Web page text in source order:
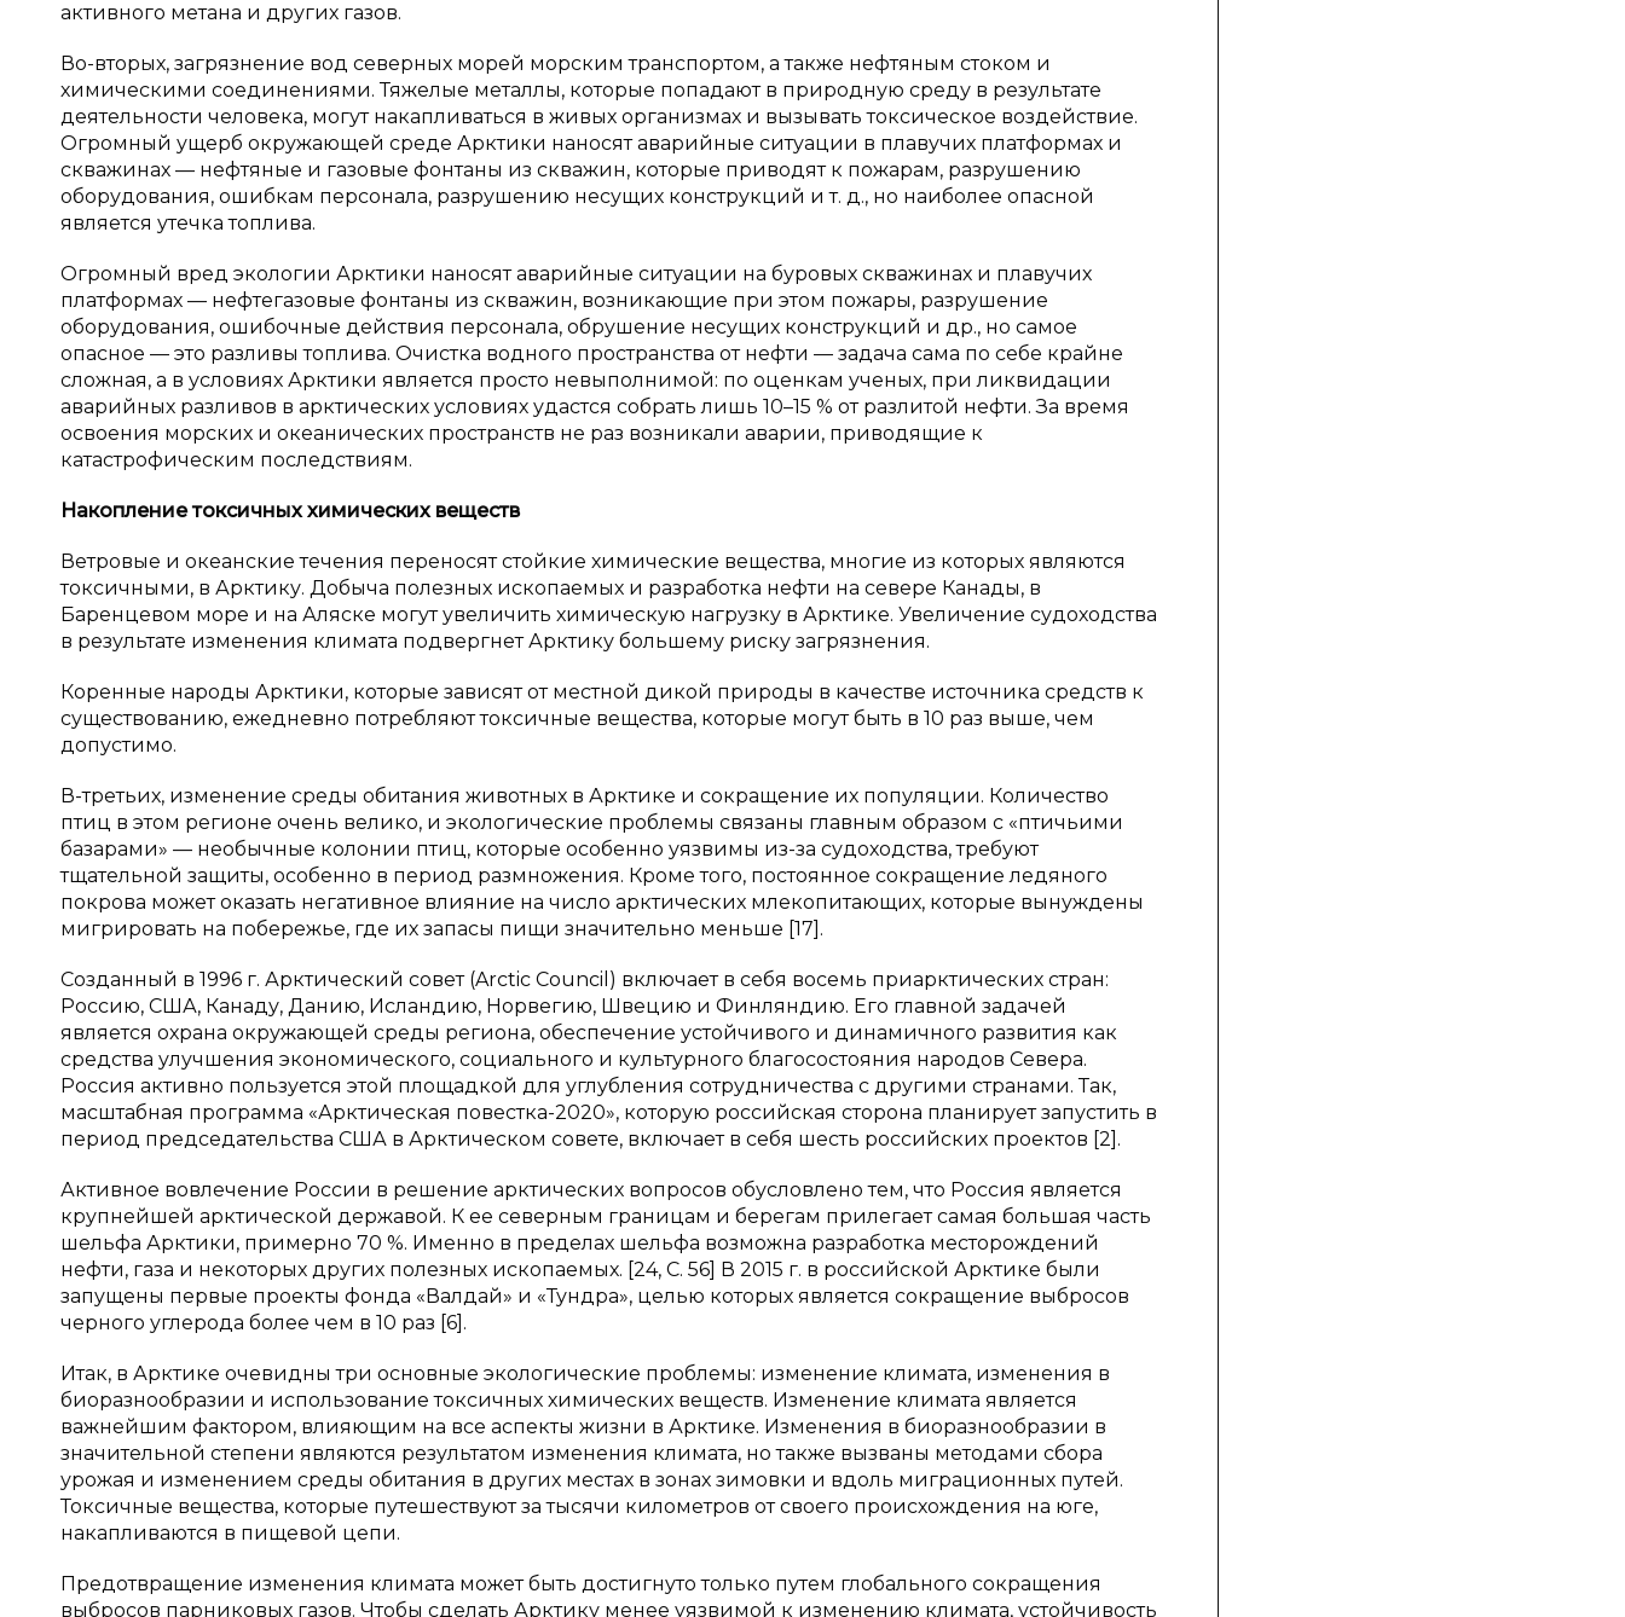
активного метана и других газов.
Во-вторых, загрязнение вод северных морей морским транспортом, а также нефтяным стоком и
химическими соединениями. Тяжелые металлы, которые попадают в природную среду в результате
деятельности человека, могут накапливаться в живых организмах и вызывать токсическое воздействие.
Огромный ущерб окружающей среде Арктики наносят аварийные ситуации в плавучих платформах и
скважинах — нефтяные и газовые фонтаны из скважин, которые приводят к пожарам, разрушению
оборудования, ошибкам персонала, разрушению несущих конструкций и т. д., но наиболее опасной
является утечка топлива.
Огромный вред экологии Арктики наносят аварийные ситуации на буровых скважинах и плавучих
платформах — нефтегазовые фонтаны из скважин, возникающие при этом пожары, разрушение
оборудования, ошибочные действия персонала, обрушение несущих конструкций и др., но самое
опасное — это разливы топлива. Очистка водного пространства от нефти — задача сама по себе крайне
сложная, а в условиях Арктики является просто невыполнимой: по оценкам ученых, при ликвидации
аварийных разливов в арктических условиях удастся собрать лишь 10–15 % от разлитой нефти. За время
освоения морских и океанических пространств не раз возникали аварии, приводящие к
катастрофическим последствиям.
Накопление токсичных химических веществ
Ветровые и океанские течения переносят стойкие химические вещества, многие из которых являются
токсичными, в Арктику. Добыча полезных ископаемых и разработка нефти на севере Канады, в
Баренцевом море и на Аляске могут увеличить химическую нагрузку в Арктике. Увеличение судоходства
в результате изменения климата подвергнет Арктику большему риску загрязнения.
Коренные народы Арктики, которые зависят от местной дикой природы в качестве источника средств к
существованию, ежедневно потребляют токсичные вещества, которые могут быть в 10 раз выше, чем
допустимо.
В-третьих, изменение среды обитания животных в Арктике и сокращение их популяции. Количество
птиц в этом регионе очень велико, и экологические проблемы связаны главным образом с «птичьими
базарами» — необычные колонии птиц, которые особенно уязвимы из-за судоходства, требуют
тщательной защиты, особенно в период размножения. Кроме того, постоянное сокращение ледяного
покрова может оказать негативное влияние на число арктических млекопитающих, которые вынуждены
мигрировать на побережье, где их запасы пищи значительно меньше [17].
Созданный в 1996 г. Арктический совет (Arctic Council) включает в себя восемь приарктических стран:
Россию, США, Канаду, Данию, Исландию, Норвегию, Швецию и Финляндию. Его главной задачей
является охрана окружающей среды региона, обеспечение устойчивого и динамичного развития как
средства улучшения экономического, социального и культурного благосостояния народов Севера.
Россия активно пользуется этой площадкой для углубления сотрудничества с другими странами. Так,
масштабная программа «Арктическая повестка-2020», которую российская сторона планирует запустить в
период председательства США в Арктическом совете, включает в себя шесть российских проектов [2].
Активное вовлечение России в решение арктических вопросов обусловлено тем, что Россия является
крупнейшей арктической державой. К ее северным границам и берегам прилегает самая большая часть
шельфа Арктики, примерно 70 %. Именно в пределах шельфа возможна разработка месторождений
нефти, газа и некоторых других полезных ископаемых. [24, С. 56] В 2015 г. в российской Арктике были
запущены первые проекты фонда «Валдай» и «Тундра», целью которых является сокращение выбросов
черного углерода более чем в 10 раз [6].
Итак, в Арктике очевидны три основные экологические проблемы: изменение климата, изменения в
биоразнообразии и использование токсичных химических веществ. Изменение климата является
важнейшим фактором, влияющим на все аспекты жизни в Арктике. Изменения в биоразнообразии в
значительной степени являются результатом изменения климата, но также вызваны методами сбора
урожая и изменением среды обитания в других местах в зонах зимовки и вдоль миграционных путей.
Токсичные вещества, которые путешествуют за тысячи километров от своего происхождения на юге,
накапливаются в пищевой цепи.
Предотвращение изменения климата может быть достигнуто только путем глобального сокращения
выбросов парниковых газов. Чтобы сделать Арктику менее уязвимой к изменению климата, устойчивость